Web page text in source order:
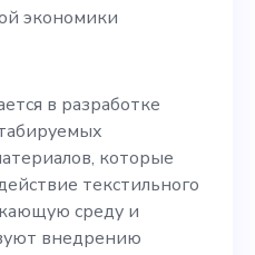
стратегий и
Создавайте
и
экономики
в разработке
которые
текстильного
среду и
внедрению